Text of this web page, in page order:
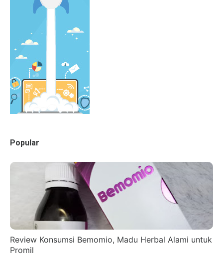
Popular
Review Konsumsi Bemomio, Madu Herbal Alami untuk
Promil